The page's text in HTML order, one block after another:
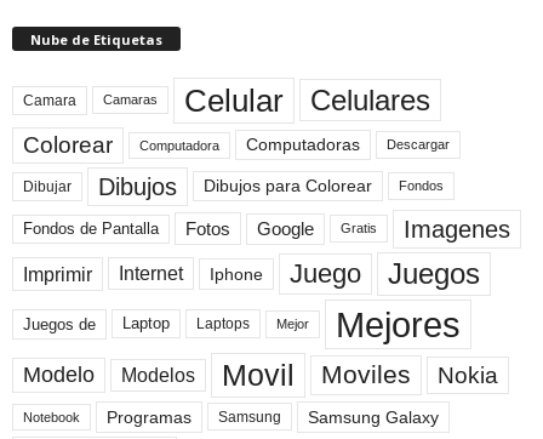
Nube de Etiquetas
Camara Camaras Celular Celulares
Colorear Computadora Computadoras Descargar
Dibujar Dibujos Dibujos para Colorear Fondos
Fondos de Pantalla Fotos Google Gratis Imagenes
Imprimir Internet Iphone Juego Juegos
Juegos de Laptop Laptops Mejor Mejores
Modelo Modelos Movil Moviles Nokia
Notebook Programas Samsung Samsung Galaxy